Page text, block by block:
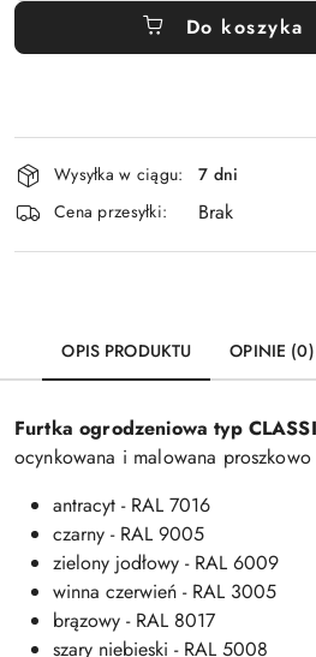
Do koszyka
Dostępność
i
dostawa
Wysyłka w ciągu:
7 dni
Cena przesyłki:
Brak
OPIS PRODUKTU OPINIE (0)
Furtka ogrodzeniowa typ
ocynkowana i malowana
antracyt - RAL 7016
czarny - RAL 9005
zielony jodłowy - RAL 6009
winna czerwień - RAL 3005
brązowy - RAL 8017
szary niebieski - RAL 5008